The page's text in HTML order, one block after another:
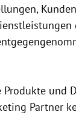
und
Partner